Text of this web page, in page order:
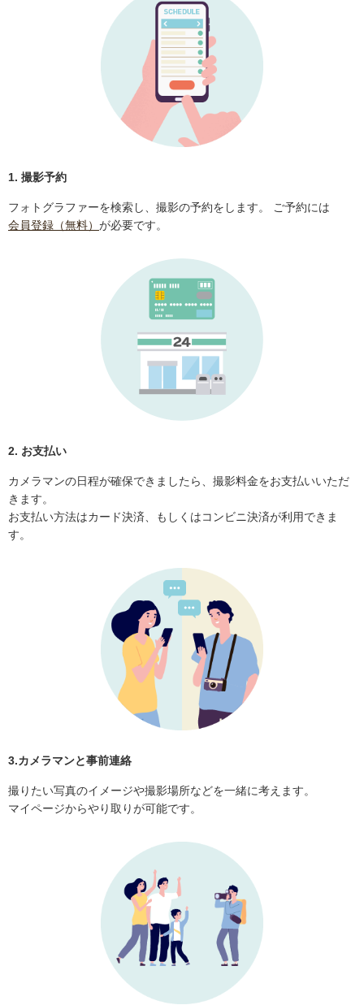
1. 撮影予約
フォトグラファーを検索し、撮影の予約をします。 ご予約には
会員登録（無料） が必要です。
2. お支払い
カメラマンの日程が確保できましたら、撮影料金をお支払いいただ
きます。
お支払い方法はカード決済、もしくはコンビニ決済が利用できま
す。
3.カメラマンと事前連絡
撮りたい写真のイメージや撮影場所などを一緒に考えます。
マイページからやり取りが可能です。